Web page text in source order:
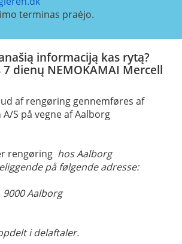
terminas praėjo.
informaciją kas rytą?
dienų NEMOKAMAI Mercell
af rengøring gennemføres af
S på vegne af Aalborg
rengøring hos Aalborg
på følgende adresse:
9000 Aalborg
i delaftaler.